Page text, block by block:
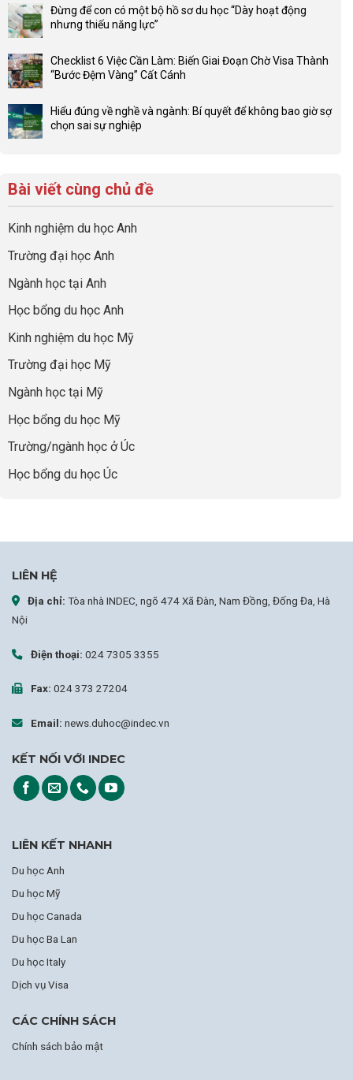
Lợi
thế
sức
mạnh
network
gia
đình
sự
nghiệp
bình
luận
Đầu
tư
sớm:
Chiến
hiệu
quả
của
cha
thông
Đừng để con có một bộ hồ sơ du học “Dày hoạt động
nhưng thiếu năng lực”
bình
luận
Đừng
để
bộ
hồ
sơ
du
học
“Dày
hoạt
động
nhưng
thiếu
năng
lực”
Checklist 6 Việc Cần Làm: Biến Giai Đoạn Chờ Visa Thành
“Bước Đệm Vàng” Cất Cánh
bình
luận
Việc
Biến
Đoạn
Visa
“Bước
Vàng”
Cất
Cánh
Hiểu đúng về nghề và ngành: Bí quyết để không bao giờ sợ
chọn sai sự nghiệp
luận
ở
Hiểu
đúng
nghề
và
ngành:
Bí
quyết
không
giờ
chọn
sự
Bài viết cùng chủ đề
Kinh nghiệm du học Anh
Trường đại học Anh
Ngành học tại Anh
Học bổng du học Anh
Kinh nghiệm du học Mỹ
Trường đại học Mỹ
Ngành học tại Mỹ
Học bổng du học Mỹ
Trường/ngành học ở Úc
Học bổng du học Úc
LIÊN HỆ
Địa chỉ: Tòa nhà INDEC, ngõ 474 Xã Đàn, Nam Đồng, Đống Đa, Hà
Nội
Điện thoại: 024 7305 3355
Fax: 024 373 27204
Email: news.duhoc@indec.vn
KẾT NỐI VỚI INDEC
LIÊN KẾT NHANH
Du học Anh
Du học Mỹ
Du học Canada
Du học Ba Lan
Du học Italy
Dịch vụ Visa
CÁC CHÍNH SÁCH
Chính sách bảo mật